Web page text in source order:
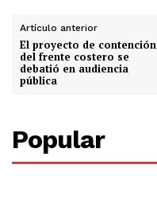
Artículo anterior
El proyecto de contención
del frente costero se
debatió en audiencia
pública
Popular